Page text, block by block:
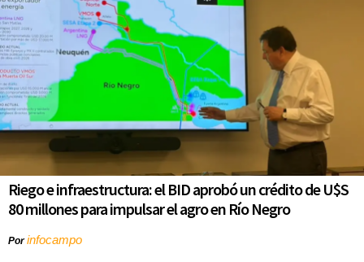
Riego e infraestructura: el BID aprobó un crédito de U$S
80 millones para impulsar el agro en Río Negro
Porinfocampo